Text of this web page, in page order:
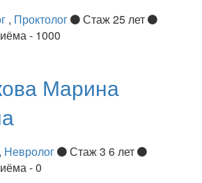
, Проктолог
Стаж 25 лет
- 1000
Марина
, Невролог
Стаж 3 6 лет
- 0